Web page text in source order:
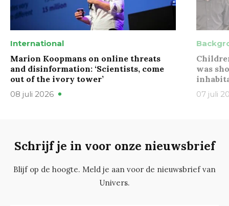
International
Marion Koopmans on online threats
and disinformation: ‘Scientists, come
out of the ivory tower’
08 juli 2026
was
07 juli
Schrijf je in voor onze nieuwsbrief
Blijf op de hoogte. Meld je aan voor de nieuwsbrief van
Univers.